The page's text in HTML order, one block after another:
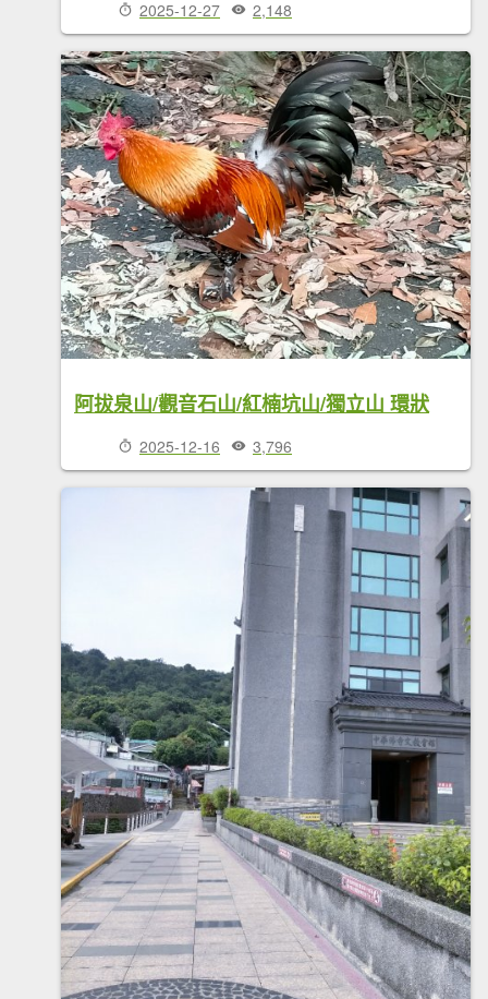
2025-12-27 2,148
阿拔泉山/觀音石山/紅楠坑山/獨立山 環狀
2025-12-16 3,796